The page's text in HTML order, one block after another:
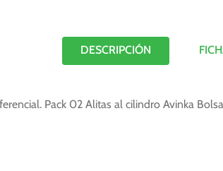
DESCRIPCIÓN
Pack 02 Alitas al cilindro Avinka